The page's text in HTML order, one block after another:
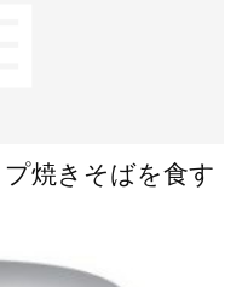
焼きそばを食す